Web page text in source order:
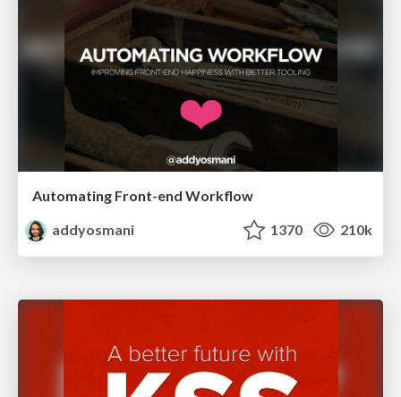
Automating Front-end Workflow
addyosmani
1370 210k